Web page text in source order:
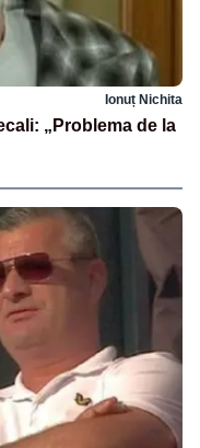
Ionuț Nichita
„Problema de la